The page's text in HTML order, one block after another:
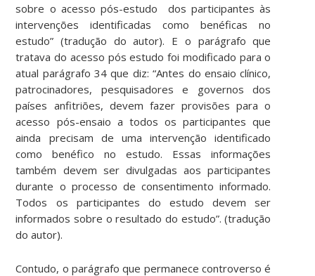
sobre o acesso pós-estudo dos participantes às
intervenções identificadas como benéficas no
estudo” (tradução do autor). E o parágrafo que
tratava do acesso pós estudo foi modificado para o
atual parágrafo 34 que diz: “Antes do ensaio clínico,
patrocinadores, pesquisadores e governos dos
países anfitriões, devem fazer provisões para o
acesso pós-ensaio a todos os participantes que
ainda precisam de uma intervenção identificado
como benéfico no estudo. Essas informações
também devem ser divulgadas aos participantes
durante o processo de consentimento informado.
Todos os participantes do estudo devem ser
informados sobre o resultado do estudo”. (tradução
do autor).
Contudo, o parágrafo que permanece controverso é